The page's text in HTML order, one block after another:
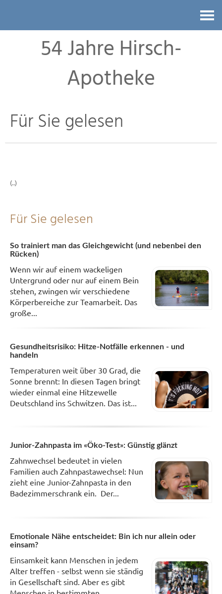
54 Jahre Hirsch-
Apotheke
Für Sie gelesen
(..)
Für Sie gelesen
So trainiert man das Gleichgewicht (und nebenbei den
Rücken)
Wenn wir auf einem wackeligen
Untergrund oder nur auf einem Bein
stehen, zwingen wir verschiedene
Körperbereiche zur Teamarbeit. Das
große...
Gesundheitsrisiko: Hitze-Notfälle erkennen - und
handeln
Temperaturen weit über 30 Grad, die
Sonne brennt: In diesen Tagen bringt
wieder einmal eine Hitzewelle
Deutschland ins Schwitzen. Das ist...
Junior-Zahnpasta im «Öko-Test»: Günstig glänzt
Zahnwechsel bedeutet in vielen
Familien auch Zahnpastawechsel: Nun
zieht eine Junior-Zahnpasta in den
Badezimmerschrank ein. Der...
Emotionale Nähe entscheidet: Bin ich nur allein oder
einsam?
Einsamkeit kann Menschen in jedem
Alter treffen - selbst wenn sie ständig
in Gesellschaft sind. Aber es gibt